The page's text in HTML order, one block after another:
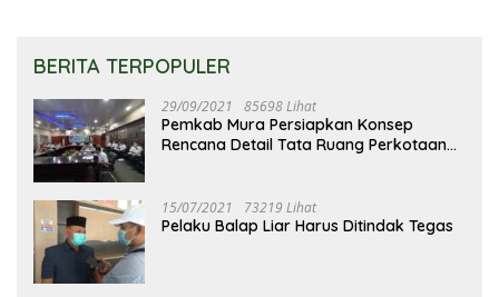
BERITA TERPOPULER
29/09/2021 85698 Lihat
Pemkab Mura Persiapkan Konsep
Rencana Detail Tata Ruang Perkotaan
15/07/2021 73219 Lihat
Pelaku Balap Liar Harus Ditindak Tegas